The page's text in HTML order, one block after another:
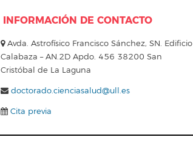
INFORMACIÓN DE CONTACTO
Avda. Astrofísico Francisco Sánchez, SN. Edificio
Calabaza – AN.2D Apdo. 456 38200 San
Cristóbal de La Laguna
doctorado.cienciasalud@ull.es
Cita previa